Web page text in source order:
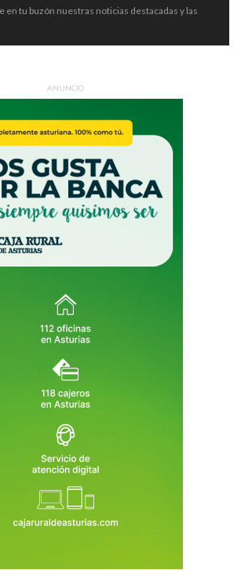
en tu buzón nuestras noticias destacadas y las
ANUNCIO